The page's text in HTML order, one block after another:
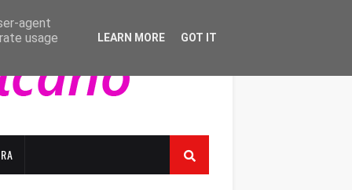
agent
usage
LEARN MORE GOT IT